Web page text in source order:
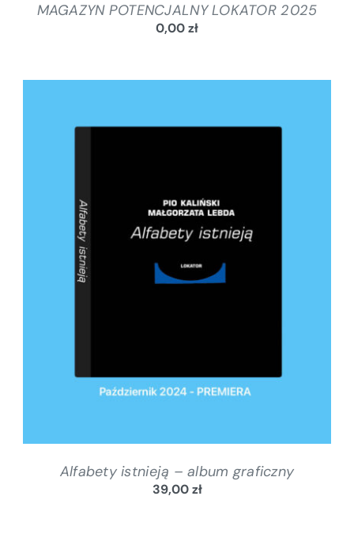
MAGAZYN POTENCJALNY LOKATOR 2025
0,00zł
DODAJ DO KOSZYKA / SZCZEGÓŁY
Alfabety istnieją – album graficzny
39,00zł